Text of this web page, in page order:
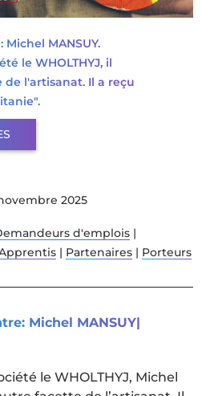
MANSUY.
le WHOLTHYJ, il
l'artisanat. Il a reçu
2025
d'emplois|
| Partenaires| Porteurs
Michel MANSUY|
le WHOLTHYJ, Michel